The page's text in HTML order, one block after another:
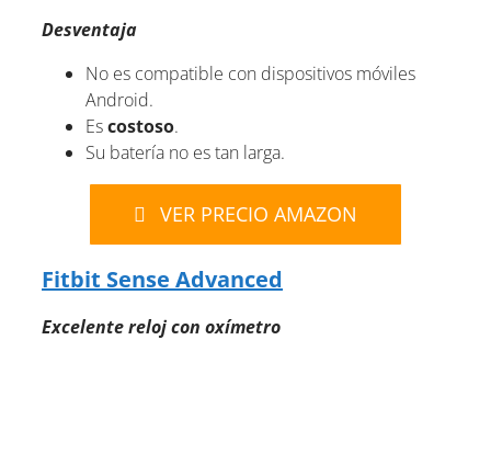
Desventaja
No es compatible con dispositivos móviles
Android.
Escostoso.
Su batería no es tan larga.
VER PRECIO AMAZON
Fitbit Sense Advanced
Excelente reloj con oxímetro